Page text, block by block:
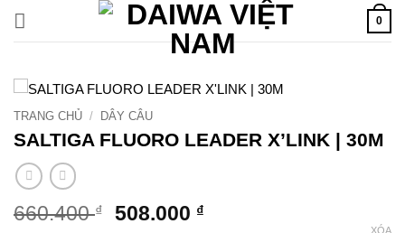
qua
0
TRANG CHỦ / DÂY CÂU
SALTIGA FLUORO LEADER X’LINK | 30M
660.400₫
Giá
508.000 ₫Giá
XÓA